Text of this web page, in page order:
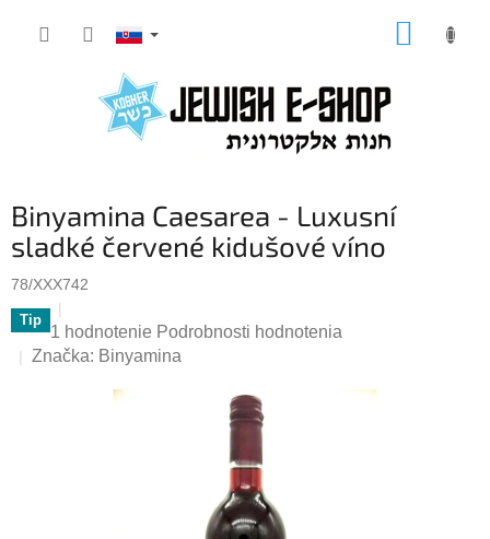
Binyamina Caesarea - Luxusní
sladké červené kidušové víno
78/XXX742
Tip
Priemerné
hodnotenie
1 hodnotenie Podrobnosti hodnotenia
Značka: Binyamina